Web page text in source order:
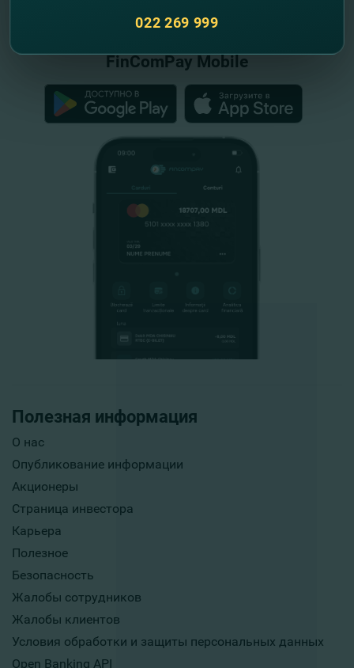
Полезная информация
О нас
Опубликование информации
Акционеры
Страница инвестора
Карьера
Полезное
Безопасность
Жалобы сотрудников
Жалобы клиентов
Условия обработки и защиты персональных данных
Open Banking API
Республики Молдова
FinComPay Mobile
022 269 999